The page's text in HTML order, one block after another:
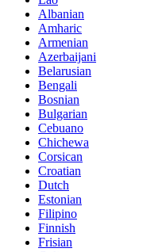
Albanian
Amharic
Armenian
Azerbaijani
Belarusian
Bengali
Bosnian
Bulgarian
Cebuano
Chichewa
Corsican
Croatian
Dutch
Estonian
Filipino
Finnish
Frisian